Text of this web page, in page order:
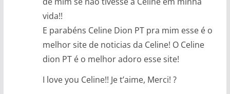
vida!!
E parabéns Celine Dion PT pra mim esse é o
melhor site de noticias da Celine! O Celine
dion PT é o melhor adoro esse site!
I love you Celine!! Je t’aime, Merci! ?